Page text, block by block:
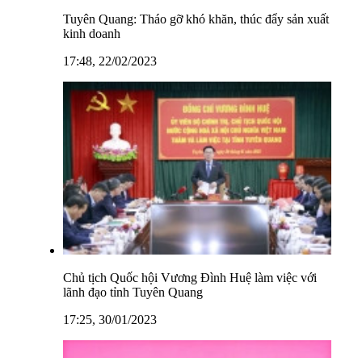
Tuyên Quang: Tháo gỡ khó khăn, thúc đẩy sản xuất
kinh doanh
17:48, 22/02/2023
Chủ tịch Quốc hội Vương Đình Huệ làm việc với
lãnh đạo tỉnh Tuyên Quang
17:25, 30/01/2023